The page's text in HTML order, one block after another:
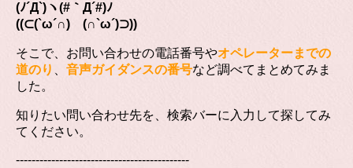
(ﾉ´Д`)ヽ(#｀Д´#)ﾉ
((⊂(`ω´∩) (∩`ω´)⊃))
そこで、お問い合わせの電話番号やオペレーターまでの
道のり
音声ガイダンスの番号など調べてまとめてみま
した。
知りたい問い合わせ先を、検索バーに入力して探してみ
てください。
--------------------------------------------